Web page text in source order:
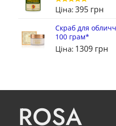
Оцінено в
з 5
Ціна: 395 грн
Скраб для
100 грам*
Ціна: 1309 грн
ROSA